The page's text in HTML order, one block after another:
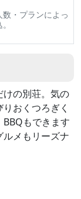
・プランによっ
の別荘。気の
おくつろぎく
もできます
メもリーズナ